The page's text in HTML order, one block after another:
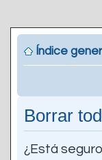
Índice
Borrar
¿Está